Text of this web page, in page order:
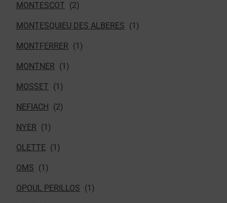
MONTESCOT
MONTESQUIEU DES ALBERES
MONTFERRER
MONTNER
MOSSET
NEFIACH
NYER
OLETTE
OMS
OPOUL PERILLOS